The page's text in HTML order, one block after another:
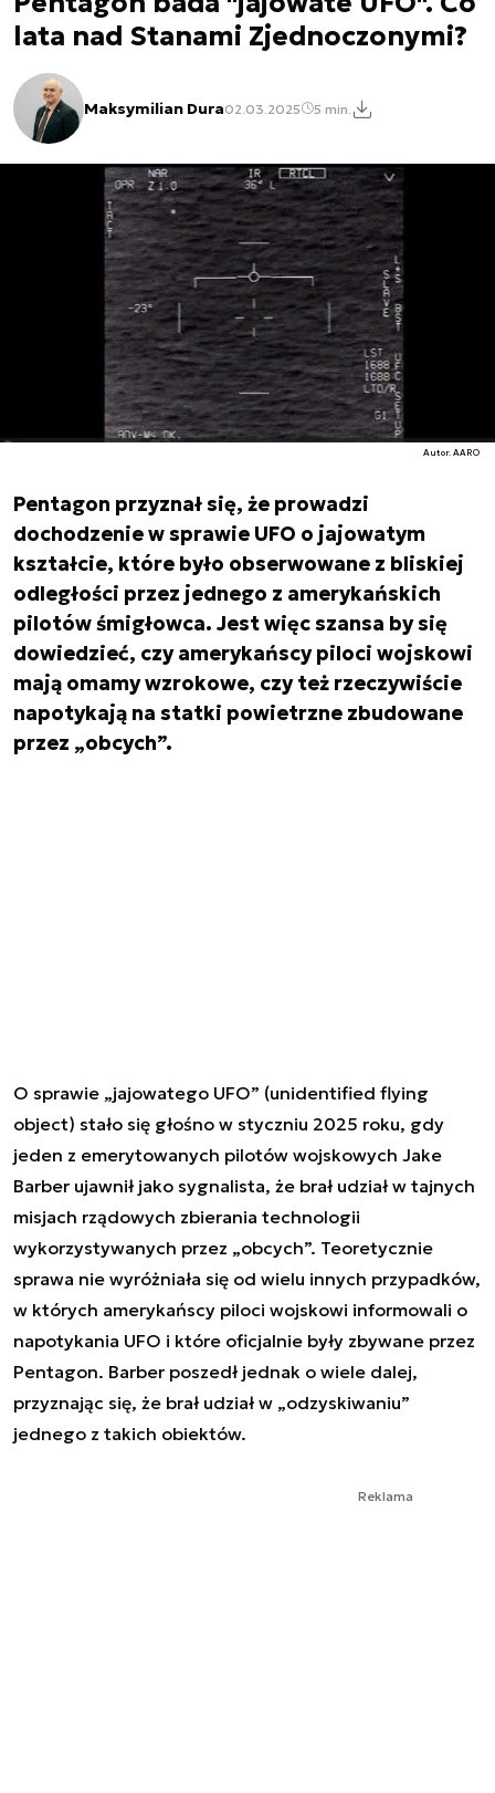
lata nad Stanami Zjednoczonymi?
Maksymilian Dura02.03.2025 5 min.
Autor. AARO
Pentagon przyznał się, że prowadzi
dochodzenie w sprawie UFO o jajowatym
kształcie, które było obserwowane z bliskiej
odległości przez jednego z amerykańskich
pilotów śmigłowca. Jest więc szansa by się
dowiedzieć, czy amerykańscy piloci wojskowi
mają omamy wzrokowe, czy też rzeczywiście
napotykają na statki powietrzne zbudowane
przez „obcych”.
O sprawie „jajowatego UFO” (unidentified flying
object) stało się głośno w styczniu 2025 roku, gdy
jeden z emerytowanych pilotów wojskowych Jake
Barber ujawnił jako sygnalista, że brał udział w tajnych
misjach rządowych zbierania technologii
wykorzystywanych przez „obcych”. Teoretycznie
sprawa nie wyróżniała się od wielu innych przypadków,
w których amerykańscy piloci wojskowi informowali o
napotykania UFO i które oficjalnie były zbywane przez
Pentagon. Barber poszedł jednak o wiele dalej,
przyznając się, że brał udział w „odzyskiwaniu”
jednego z takich obiektów.
Reklama